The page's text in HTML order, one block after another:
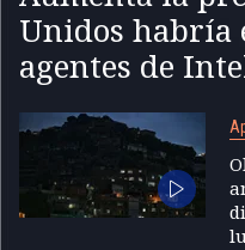
Unidos habría
agentes de